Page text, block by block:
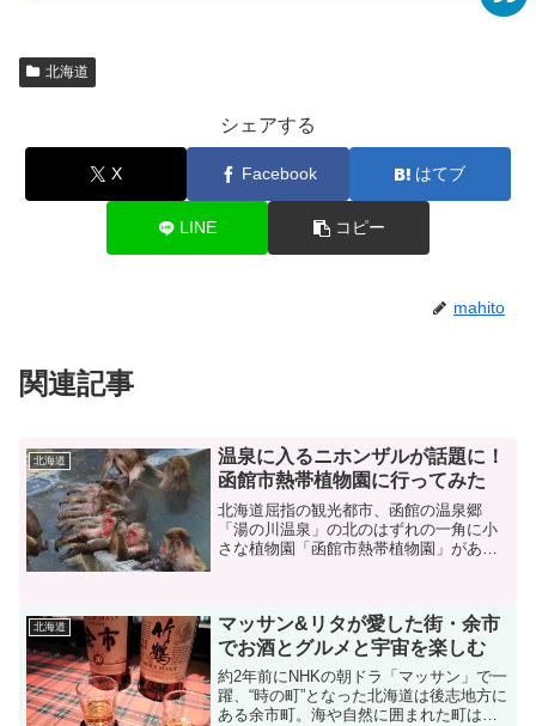
北海道
シェアする
X Facebook はてブ
LINE コピー
mahito
関連記事
北海道
温泉に入るニホンザルが話題に！
函館市熱帯植物園に行ってみた
北海道屈指の観光都市、函館の温泉郷
「湯の川温泉」の北のはずれの一角に小
さな植物園「函館市熱帯植物園」があり
泉に入浴しているという、同...
北海道
マッサン&リタが愛した街・余市
でお酒とグルメと宇宙を楽しむ
約2年前にNHKの朝ドラ「マッサン」で一
躍、“時の町”となった北海道は後志地方に
ある余市町。海や自然に囲まれた町はグ